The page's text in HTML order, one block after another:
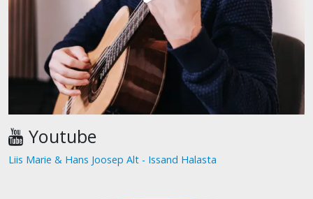
Youtube
Liis Marie & Hans Joosep Alt - Issand Halasta